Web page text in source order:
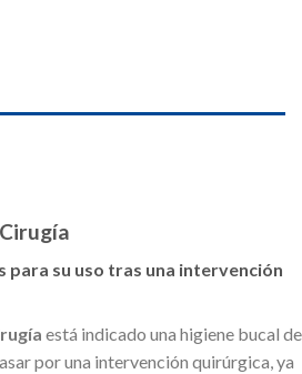
para su uso tras una intervención
está indicado una higiene bucal de
por una intervención quirúrgica, ya